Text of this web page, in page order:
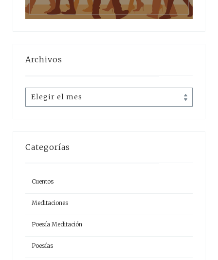
Archivos
Archivos
Categorías
Cuentos
Meditaciones
Poesía Meditación
Poesías